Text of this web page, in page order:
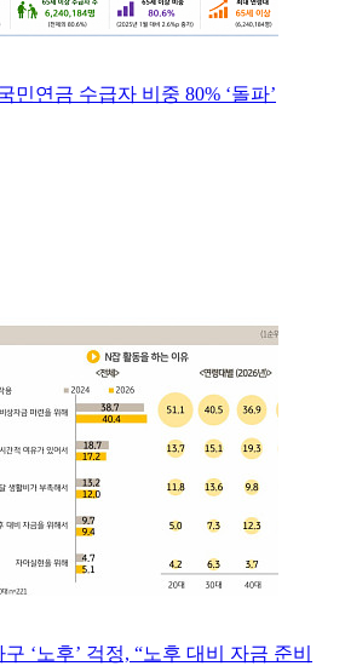
민연금 수급자 비중 80% ‘돌파’
‘노후’ 걱정, “노후 대비 자금 준비